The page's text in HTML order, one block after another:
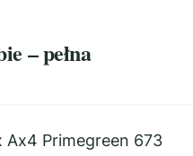
– pełna
Ax4 Primegreen 673